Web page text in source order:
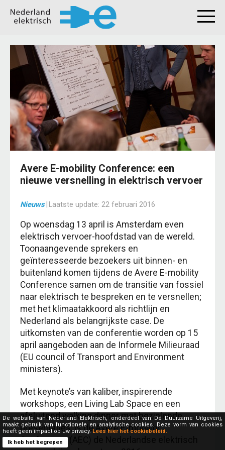
Avere E-mobility Conference: een
nieuwe versnelling in elektrisch vervoer
Nieuws|Laatste update: 22 februari 2016
Op woensdag 13 april is Amsterdam even
elektrisch vervoer-hoofdstad van de wereld.
Toonaangevende sprekers en
geïnteresseerde bezoekers uit binnen- en
buitenland komen tijdens de Avere E-mobility
Conference samen om de transitie van fossiel
naar elektrisch te bespreken en te versnellen;
met het klimaatakkoord als richtlijn en
Nederland als belangrijkste case. De
uitkomsten van de conferentie worden op 15
april aangeboden aan de Informele Milieuraad
(EU council of Transport and Environment
ministers).
Met keynote’s van kaliber, inspirerende
workshops, een Living Lab Space en een
afsluitend walking dinner met bezielende
presentaties, is de Avere E-mobility
Conference (AEC) de Nederlandse elektrisch
De website van Nederland Elektrisch, onderdeel van Dé Duurzame Uitgeverij,
maakt gebruik van functionele en analytische cookies. Deze vorm van cookies
heeft geen impact op uw privacy. Lees hier het cookiebeleid.
Ik heb het begrepen